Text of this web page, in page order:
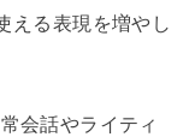
える表現を増やし
会話やライティ